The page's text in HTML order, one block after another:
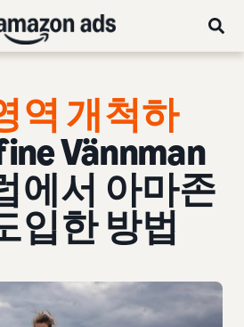
역 개척하
Vännman
에서 아마존
입한 방법